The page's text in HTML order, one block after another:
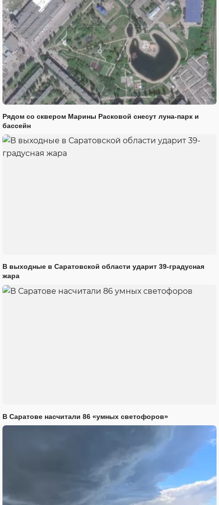
Рядом со сквером Марины Расковой снесут луна-парк и
бассейн
В выходные в Саратовской области ударит 39-градусная
жара
В Саратове насчитали 86 «умных светофоров»